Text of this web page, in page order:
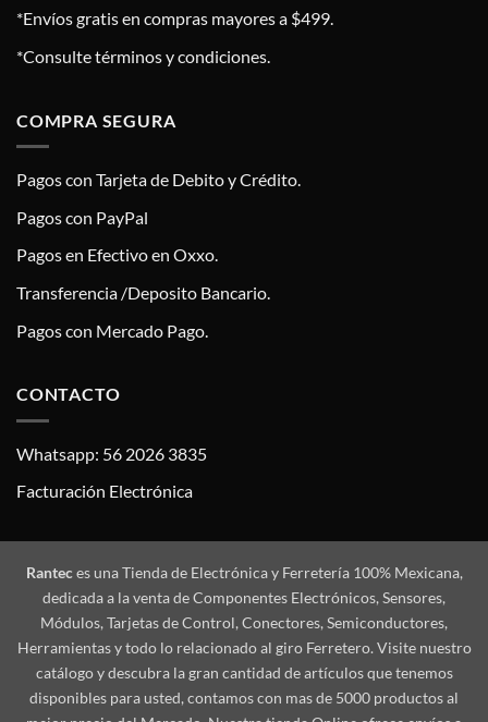
*Envíos gratis en compras mayores a $499.
*Consulte términos y condiciones.
COMPRA SEGURA
Pagos con Tarjeta de Debito y Crédito.
Pagos con PayPal
Pagos en Efectivo en Oxxo.
Transferencia /Deposito Bancario.
Pagos con Mercado Pago.
CONTACTO
Whatsapp: 56 2026 3835
Facturación Electrónica
Ranteces una Tienda de Electrónica y Ferretería 100% Mexicana,
dedicada a la venta de Componentes Electrónicos, Sensores,
Módulos, Tarjetas de Control, Conectores, Semiconductores,
Herramientas y todo lo relacionado al giro Ferretero. Visite nuestro
catálogo y descubra la gran cantidad de artículos que tenemos
disponibles para usted, contamos con mas de 5000 productos al